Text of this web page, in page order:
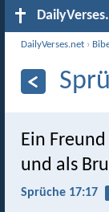
DailyVerses.net ›
Ein
und als
Sprüche 17:17